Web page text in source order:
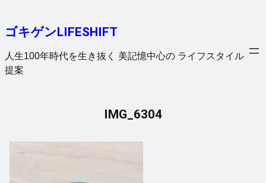
を
ス
キ
ゴキゲンLIFESHIFT
人生100年時代を生き抜く 美記憶中心の ライフスタイル
提案
IMG_6304